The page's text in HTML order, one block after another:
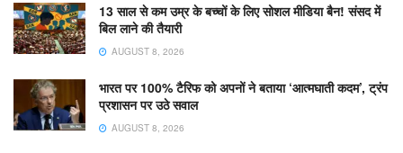
13 साल से कम उम्र के बच्चों के लिए सोशल मीडिया बैन! संसद में
बिल लाने की तैयारी
AUGUST 8, 2026
भारत पर 100% टैरिफ को अपनों ने बताया ‘आत्मघाती कदम’, ट्रंप
प्रशासन पर उठे सवाल
AUGUST 8, 2026